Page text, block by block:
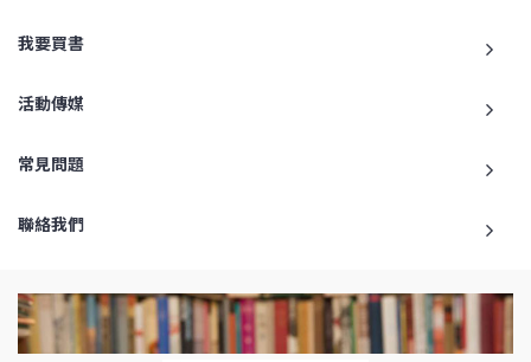
我要買書
活動傳媒
常見問題
聯絡我們